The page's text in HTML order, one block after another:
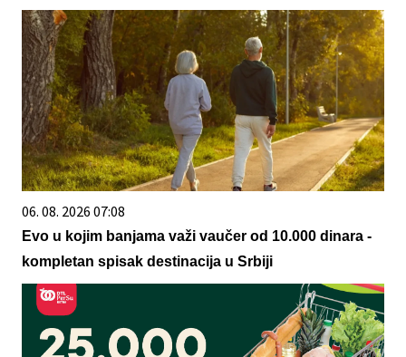
06. 08. 2026 07:08
Evo u kojim banjama važi vaučer od 10.000 dinara -
kompletan spisak destinacija u Srbiji